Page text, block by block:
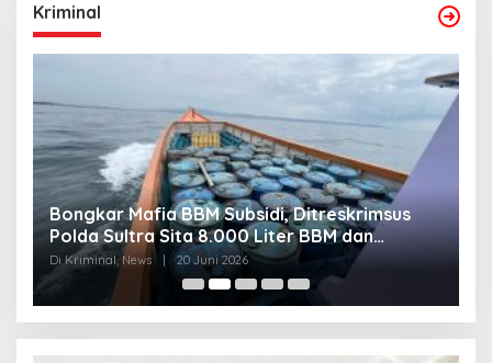
Kriminal
Bongkar Mafia BBM Subsidi, Ditreskrimsus
Polda Sultra Sita 8.000 Liter BBM dan
Ringkus 3 Tersangka
Di Kriminal, News 20 Juni 2026